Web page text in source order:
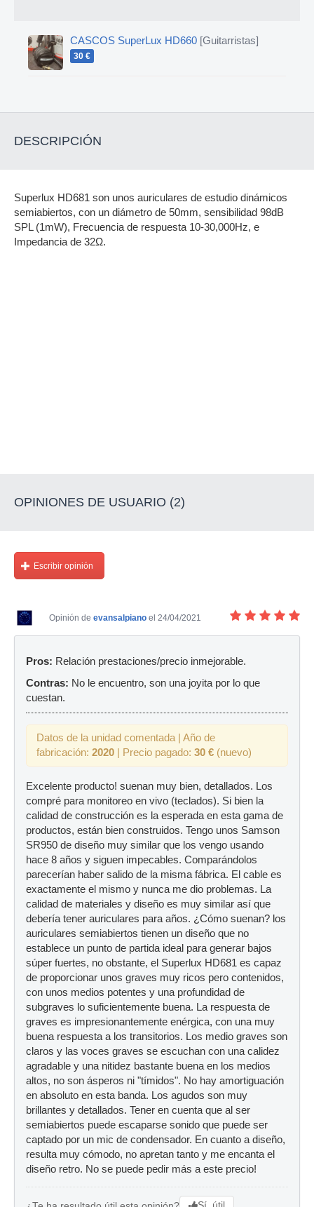
CASCOS SuperLux HD660 [Guitarristas]
30 €
DESCRIPCIÓN
Superlux HD681 son unos auriculares de estudio dinámicos
semiabiertos, con un diámetro de 50mm, sensibilidad 98dB
SPL (1mW), Frecuencia de respuesta 10-30,000Hz, e
Impedancia de 32Ω.
OPINIONES DE USUARIO (2)
Escribir opinión
Opinión de evansalpiano el 24/04/2021
Pros: Relación prestaciones/precio inmejorable.
Contras: No le encuentro, son una joyita por lo que
cuestan.
Datos de la unidad comentada | Año de
fabricación: 2020 | Precio pagado: 30 € (nuevo)
Excelente producto! suenan muy bien, detallados. Los
compré para monitoreo en vivo (teclados). Si bien la
calidad de construcción es la esperada en esta gama de
productos, están bien construidos. Tengo unos Samson
SR950 de diseño muy similar que los vengo usando
hace 8 años y siguen impecables. Comparándolos
parecerían haber salido de la misma fábrica. El cable es
exactamente el mismo y nunca me dio problemas. La
calidad de materiales y diseño es muy similar así que
debería tener auriculares para años. ¿Cómo suenan? los
auriculares semiabiertos tienen un diseño que no
establece un punto de partida ideal para generar bajos
súper fuertes, no obstante, el Superlux HD681 es capaz
de proporcionar unos graves muy ricos pero contenidos,
con unos medios potentes y una profundidad de
subgraves lo suficientemente buena. La respuesta de
graves es impresionantemente enérgica, con una muy
buena respuesta a los transitorios. Los medio graves son
claros y las voces graves se escuchan con una calidez
agradable y una nitidez bastante buena en los medios
altos, no son ásperos ni "tímidos". No hay amortiguación
en absoluto en esta banda. Los agudos son muy
brillantes y detallados. Tener en cuenta que al ser
semiabiertos puede escaparse sonido que puede ser
captado por un mic de condensador. En cuanto a diseño,
resulta muy cómodo, no apretan tanto y me encanta el
diseño retro. No se puede pedir más a este precio!